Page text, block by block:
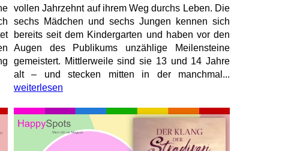
vollen Jahrzehnt auf ihrem Weg durchs Leben. Die
sechs Mädchen und sechs Jungen kennen sich
bereits seit dem Kindergarten und haben vor den
Augen des Publikums unzählige Meilensteine
gemeistert. Mittlerweile sind sie 13 und 14 Jahre
alt – und stecken mitten in der manchmal...
weiterlesen